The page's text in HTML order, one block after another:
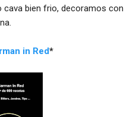
cava bien frio, decoramos con
in Red*